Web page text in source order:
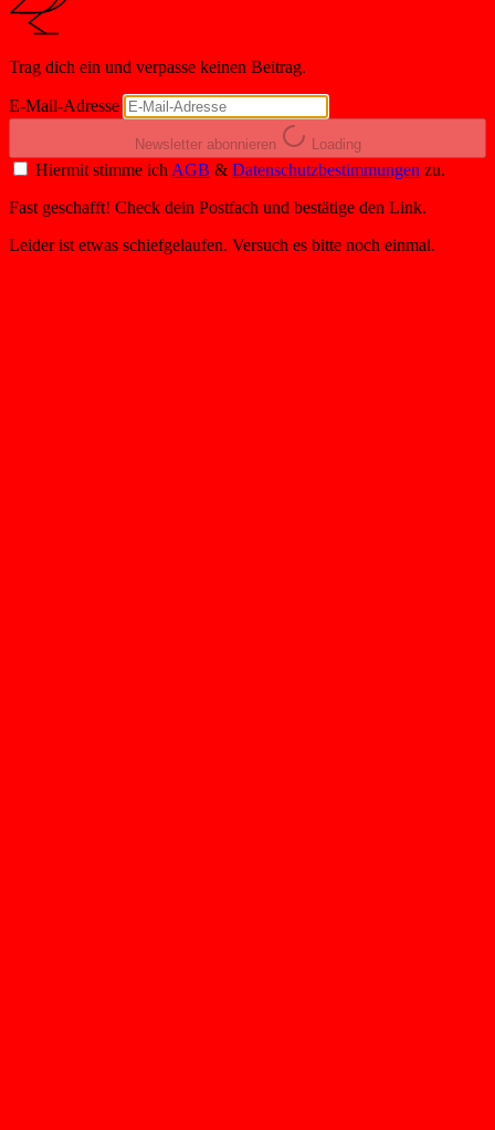
Trag dich ein und verpasse keinen Beitrag.
E-Mail-Adresse
Newsletter abonnieren Loading
Hiermit stimme ich AGB & Datenschutzbestimmungen zu.
Fast geschafft! Check dein Postfach und bestätige den Link.
Leider ist etwas schiefgelaufen. Versuch es bitte noch einmal.